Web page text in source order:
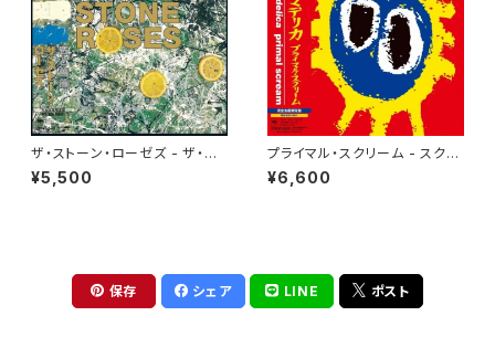
ザ・ストーン・ローゼズ - ザ・ス
トーン・ローゼズ(LP)
¥5,500
プライマル・スクリーム - スクリ
ーマデリカ(2LP)
¥6,600
保存 シェア LINE ポスト